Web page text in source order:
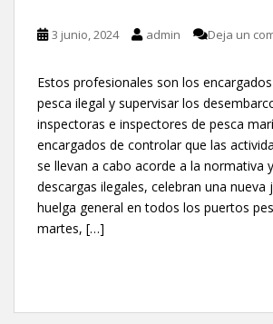
3 junio, 2024 admin Deja un
Estos profesionales son los
pesca ilegal y supervisar los
inspectoras e inspectores de pesca
encargados de controlar que las
se llevan a cabo acorde a la normativa
descargas ilegales, celebran una nueva
huelga general en todos los puertos
martes, […]